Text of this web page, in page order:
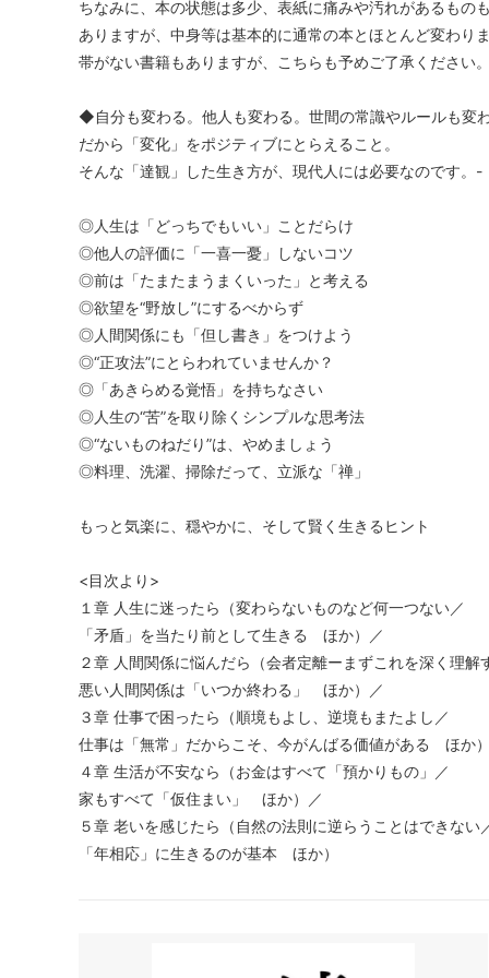
ちなみに、本の状態は多少、表紙に痛みや汚れがあるものも
ありますが、中身等は基本的に通常の本とほとんど変わりま
帯がない書籍もありますが、こちらも予めご了承ください。
◆自分も変わる。他人も変わる。世間の常識やルールも変わ
だから「変化」をポジティブにとらえること。
そんな「達観」した生き方が、現代人には必要なのです。-
◎人生は「どっちでもいい」ことだらけ
◎他人の評価に「一喜一憂」しないコツ
◎前は「たまたまうまくいった」と考える
◎欲望を“野放し”にするべからず
◎人間関係にも「但し書き」をつけよう
◎“正攻法”にとらわれていませんか？
◎「あきらめる覚悟」を持ちなさい
◎人生の“苦”を取り除くシンプルな思考法
◎“ないものねだり”は、やめましょう
◎料理、洗濯、掃除だって、立派な「禅」
もっと気楽に、穏やかに、そして賢く生きるヒント
<目次より>
１章 人生に迷ったら（変わらないものなど何一つない／
「矛盾」を当たり前として生きる ほか）／
２章 人間関係に悩んだら（会者定離ーまずこれを深く理解
悪い人間関係は「いつか終わる」 ほか）／
３章 仕事で困ったら（順境もよし、逆境もまたよし／
仕事は「無常」だからこそ、今がんばる価値がある ほか
４章 生活が不安なら（お金はすべて「預かりもの」／
家もすべて「仮住まい」 ほか）／
５章 老いを感じたら（自然の法則に逆らうことはできない
「年相応」に生きるのが基本 ほか）